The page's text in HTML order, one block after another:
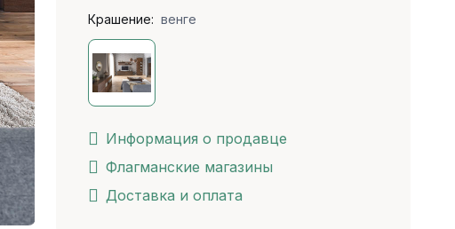
Крашение: венге
Информация о продавце
Флагманские магазины
Доставка и оплата